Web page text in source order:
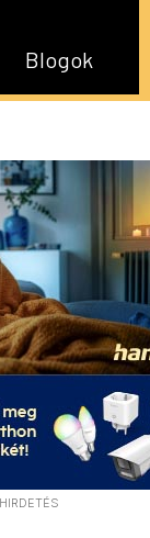
Blogok
HIRDETÉS